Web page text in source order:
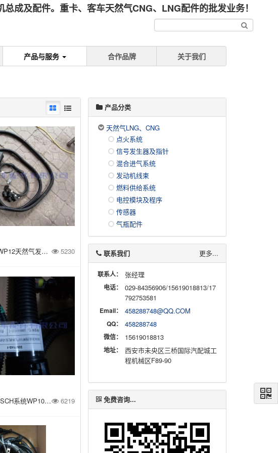
成及配件。重卡、客车天然气CNG、LNG配件的批发业务！
产品与服务 合作品牌 关于我们
612600191563潍柴WP12天然气发动机ECU线束 5230
1000444123潍柴BOSCH系统WP10天然气发动机传感器线束 6219
产品分类
天然气LNG、CNG
点火系统
信号发生器及指针
混合进气系统
发动机线束
燃料供给系统
电控模块及程序
传感器
气瓶配件
联系我们 更多...
联系人： 张经理
电话：
029-84356906/15619018813/17
792753581
Email： 458288748@QQ.COM
QQ： 458288748
微信： 15619018813
地址：
西安市未央区三桥国际汽配城工
程机械区F89-90
免费咨询...